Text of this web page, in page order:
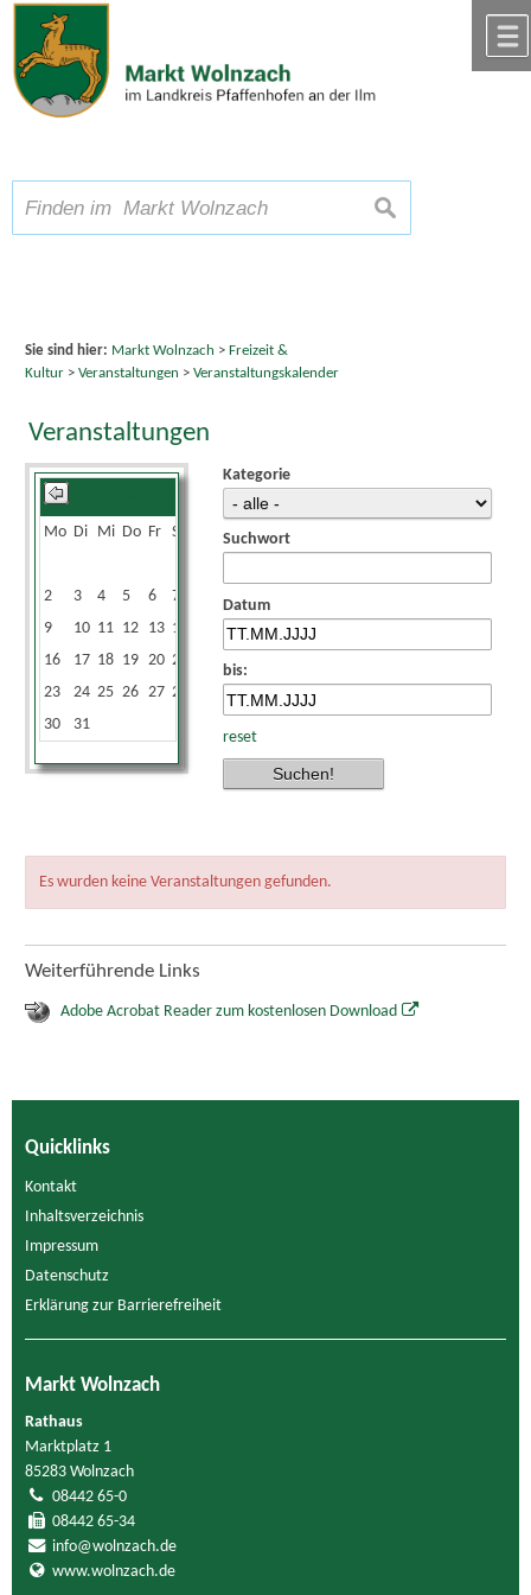
Zum Inhalt,zur Navigation
Schriftgröße A A A suchen
Sie sind hier: Markt Wolnzach > Freizeit &
Kultur> Veranstaltungen > Veranstaltungskalender
Veranstaltungen
Mo Di Mi Do Fr Sa
2
3 4 5 6 7
9
10 11 12 13 14
16
17 18 19 20 21
23
24 25 26 27 28
30
31
Kategorie
Suchwort
Datum
bis:
reset
Es wurden keine Veranstaltungen gefunden.
Weiterführende Links
Adobe Acrobat Reader zum kostenlosen Download
Quicklinks
Kontakt
Inhaltsverzeichnis
Impressum
Datenschutz
Erklärung zur Barrierefreiheit
Markt Wolnzach
Rathaus
Marktplatz 1
85283 Wolnzach
08442 65-0
08442 65-34
info@wolnzach.de
www.wolnzach.de